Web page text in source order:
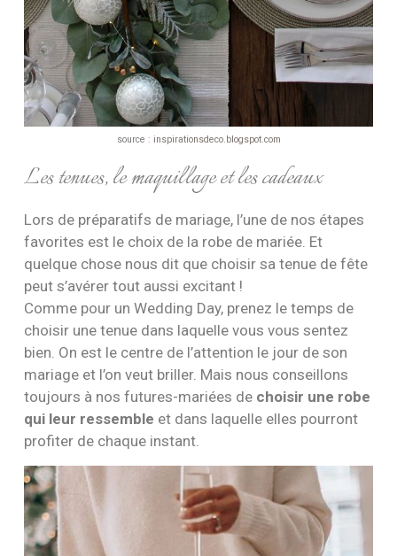
source : inspirationsdeco.blogspot.com
Les tenues, le maquillage et les cadeaux
Lors de préparatifs de mariage, l’une de nos étapes
favorites est le choix de la robe de mariée. Et
quelque chose nous dit que choisir sa tenue de fête
peut s’avérer tout aussi excitant !
Comme pour un Wedding Day, prenez le temps de
choisir une tenue dans laquelle vous vous sentez
bien. On est le centre de l’attention le jour de son
mariage et l’on veut briller. Mais nous conseillons
toujours à nos futures-mariées de choisir une robe
qui leur ressemble et dans laquelle elles pourront
profiter de chaque instant.